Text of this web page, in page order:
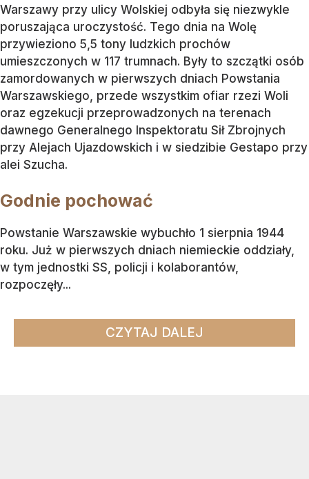
Warszawy przy ulicy Wolskiej odbyła się niezwykle
poruszająca uroczystość. Tego dnia na Wolę
przywieziono 5,5 tony ludzkich prochów
umieszczonych w 117 trumnach. Były to szczątki osób
zamordowanych w pierwszych dniach Powstania
Warszawskiego, przede wszystkim ofiar rzezi Woli
oraz egzekucji przeprowadzonych na terenach
dawnego Generalnego Inspektoratu Sił Zbrojnych
przy Alejach Ujazdowskich i w siedzibie Gestapo przy
alei Szucha.
Godnie pochować
Powstanie Warszawskie wybuchło 1 sierpnia 1944
roku. Już w pierwszych dniach niemieckie oddziały,
w tym jednostki SS, policji i kolaborantów,
rozpoczęły...
CZYTAJ DALEJ